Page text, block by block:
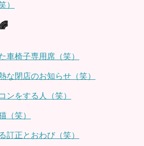
）
車椅子専用席（笑）
な閉店のお知らせ（笑）
ンをする人（笑）
（笑）
訂正とおわび（笑）